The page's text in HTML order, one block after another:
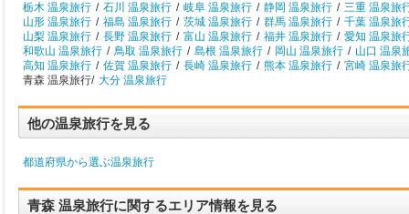
栃木 温泉旅行 / 石川 温泉旅行 / 岐阜 温泉旅行 / 静岡 温泉旅行 / 三重 温泉旅
山形 温泉旅行 / 福島 温泉旅行 / 茨城 温泉旅行 / 群馬 温泉旅行 / 千葉 温泉旅
山梨 温泉旅行 / 長野 温泉旅行 / 富山 温泉旅行 / 福井 温泉旅行 / 愛知 温泉旅
和歌山 温泉旅行 / 鳥取 温泉旅行 / 島根 温泉旅行 / 岡山 温泉旅行 / 山口 温泉
高知 温泉旅行 / 佐賀 温泉旅行 / 長崎 温泉旅行 / 熊本 温泉旅行 / 宮崎 温泉旅
青森 温泉旅行/ 大分 温泉旅行
他の温泉旅行を見る
都道府県から選ぶ温泉旅行
青森 温泉旅行に関するエリア情報を見る